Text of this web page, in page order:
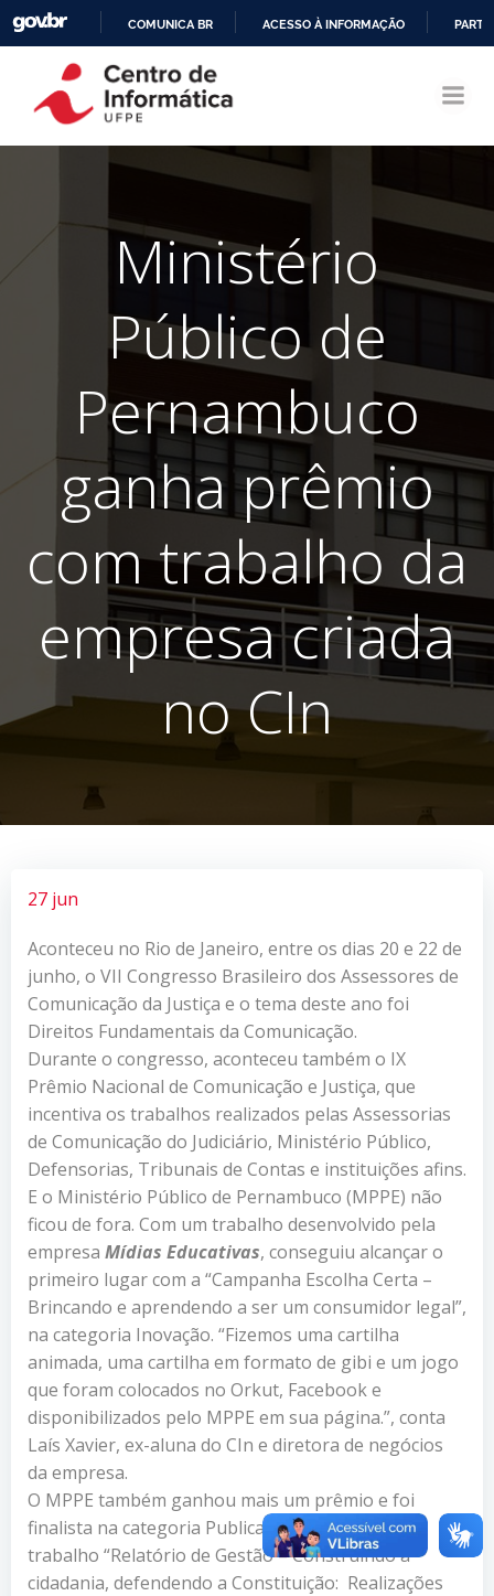
CONTEÚDO
COMUNICA BR ACESSO À INFORMAÇÃO
Ministério
Público de
Pernambuco
ganha prêmio
com trabalho da
empresa criada
no CIn
27 jun
Aconteceu no Rio de Janeiro, entre os dias 20 e 22 de
junho, o VII Congresso Brasileiro dos Assessores de
Comunicação da Justiça e o tema deste ano foi
Direitos Fundamentais da Comunicação.
Durante o congresso, aconteceu também o IX
Prêmio Nacional de Comunicação e Justiça, que
incentiva os trabalhos realizados pelas Assessorias
de Comunicação do Judiciário, Ministério Público,
Defensorias, Tribunais de Contas e instituições afins.
E o Ministério Público de Pernambuco (MPPE) não
ficou de fora. Com um trabalho desenvolvido pela
empresa Mídias Educativas, conseguiu alcançar o
primeiro lugar com a “Campanha Escolha Certa –
Brincando e aprendendo a ser um consumidor legal”,
na categoria Inovação. “Fizemos uma cartilha
animada, uma cartilha em formato de gibi e um jogo
que foram colocados no Orkut, Facebook e
disponibilizados pelo MPPE em sua página.”, conta
Laís Xavier, ex-aluna do CIn e diretora de negócios
da empresa.
O MPPE também ganhou mais um prêmio e foi
finalista na categoria Publicação Especial, com o
trabalho “Relatório de Gestão – Construindo a
cidadania, defendendo a Constituição: Realizações